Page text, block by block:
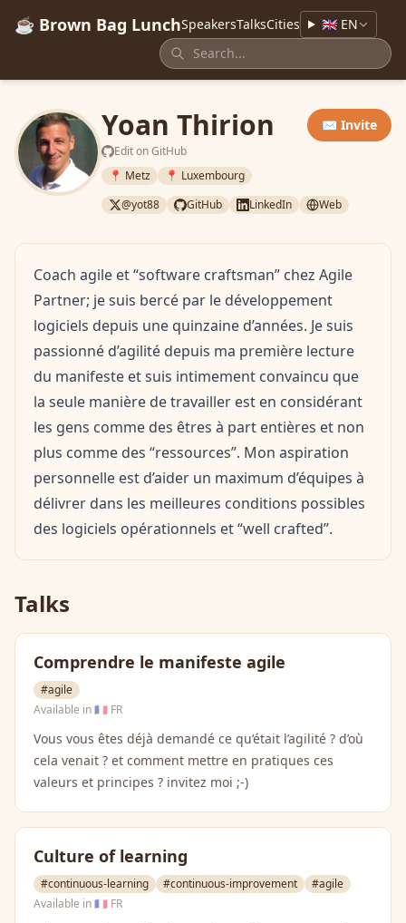
☕ Brown Bag LunchSpeakersTalksCities 🇬🇧 EN
Yoan Thirion
Edit on GitHub
✉️ Invite
📍 Metz
📍 Luxembourg
@yot88
GitHub LinkedIn Web
Coach agile et “software craftsman” chez Agile
Partner; je suis bercé par le développement
logiciels depuis une quinzaine d’années. Je suis
passionné d’agilité depuis ma première lecture
du manifeste et suis intimement convaincu que
la seule manière de travailler est en considérant
les gens comme des êtres à part entières et non
plus comme des “ressources”. Mon aspiration
personnelle est d’aider un maximum d’équipes à
délivrer dans les meilleures conditions possibles
des logiciels opérationnels et “well crafted”.
Talks
Comprendre le manifeste agile
#agile
Available in🇫🇷 FR
Vous vous êtes déjà demandé ce qu’était l’agilité ? d’où
cela venait ? et comment mettre en pratiques ces
valeurs et principes ? invitez moi ;-)
Culture of learning
#continuous-learning #continuous-improvement
#agile
Available in🇫🇷 FR